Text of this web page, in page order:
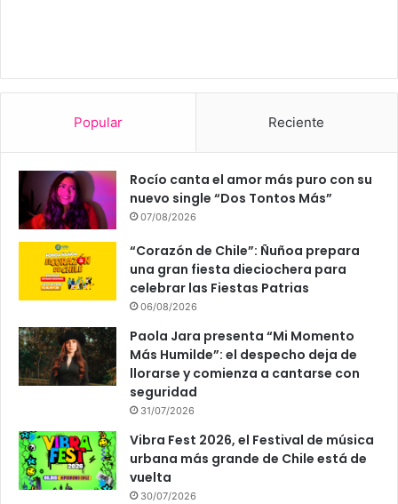
Popular Reciente
Rocío canta el amor más puro con su
nuevo single “Dos Tontos Más”
07/08/2026
“Corazón de Chile”: Ñuñoa prepara
una gran fiesta dieciochera para
celebrar las Fiestas Patrias
06/08/2026
Paola Jara presenta “Mi Momento
Más Humilde”: el despecho deja de
llorarse y comienza a cantarse con
seguridad
31/07/2026
Vibra Fest 2026, el Festival de música
urbana más grande de Chile está de
vuelta
30/07/2026